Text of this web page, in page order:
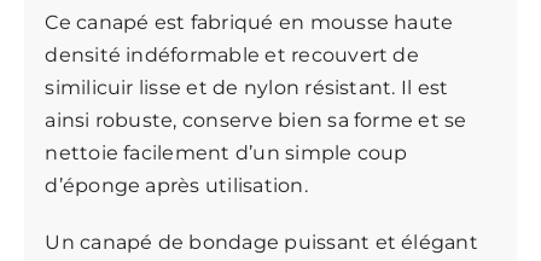
Ce canapé est fabriqué en mousse haute
densité indéformable et recouvert de
similicuir lisse et de nylon résistant. Il est
ainsi robuste, conserve bien sa forme et se
nettoie facilement d’un simple coup
d’éponge après utilisation.
Un canapé de bondage puissant et élégant